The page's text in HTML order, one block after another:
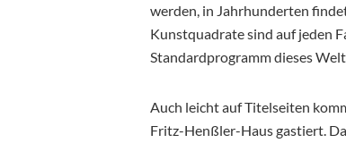
werden, in Jahrhunderten
Kunstquadrate sind auf jeden
Standardprogramm dieses
Auch leicht auf Titelseiten
Fritz-Henßler-Haus gastiert.